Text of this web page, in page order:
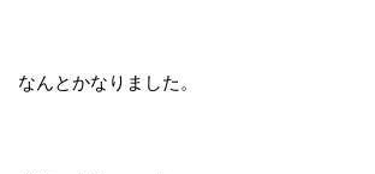
なんとかなりました。